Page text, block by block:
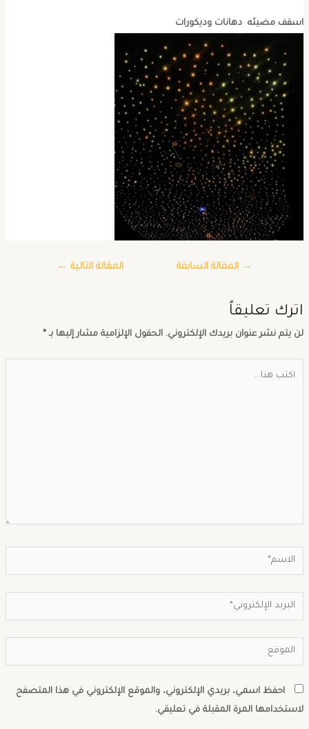
مضيئه دهانات وديكورات
→المقالة السابقة المقالة التالية←
تعليقاً
يتم نشر عنوان بريدك الإلكتروني. الحقول الإلزامية مشار إليها بـ *
احفظ اسمي، بريدي الإلكتروني، والموقع الإلكتروني في هذا المتصفح
المرة المقبلة في تعليقي.